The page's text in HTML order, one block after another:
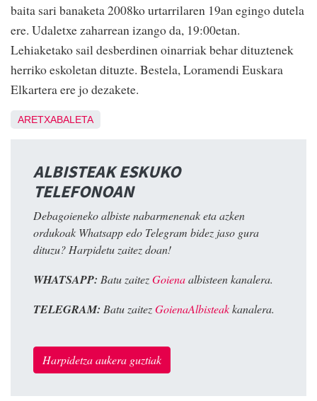
baita sari banaketa 2008ko urtarrilaren 19an egingo dutela
ere. Udaletxe zaharrean izango da, 19:00etan.
Lehiaketako sail desberdinen oinarriak behar dituztenek
herriko eskoletan dituzte. Bestela, Loramendi Euskara
Elkartera ere jo dezakete.
ARETXABALETA
ALBISTEAK ESKUKO
TELEFONOAN
Debagoieneko albiste nabarmenenak eta azken
ordukoak Whatsapp edo Telegram bidez jaso gura
dituzu? Harpidetu zaitez doan!
WHATSAPP: Batu zaitezGoienaalbisteen kanalera.
TELEGRAM: Batu zaitezGoienaAlbisteakkanalera.
Harpidetza aukera guztiak